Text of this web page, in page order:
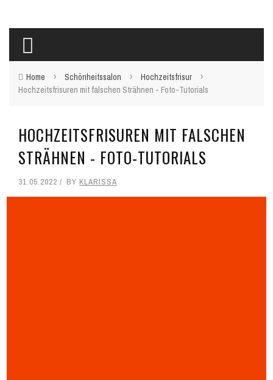
Home › Schönheitssalon › Hochzeitsfrisur ›
Hochzeitsfrisuren mit falschen Strähnen - Foto-Tutorials
HOCHZEITSFRISUREN MIT FALSCHEN
STRÄHNEN - FOTO-TUTORIALS
31.05.2022 BY KLARISSA